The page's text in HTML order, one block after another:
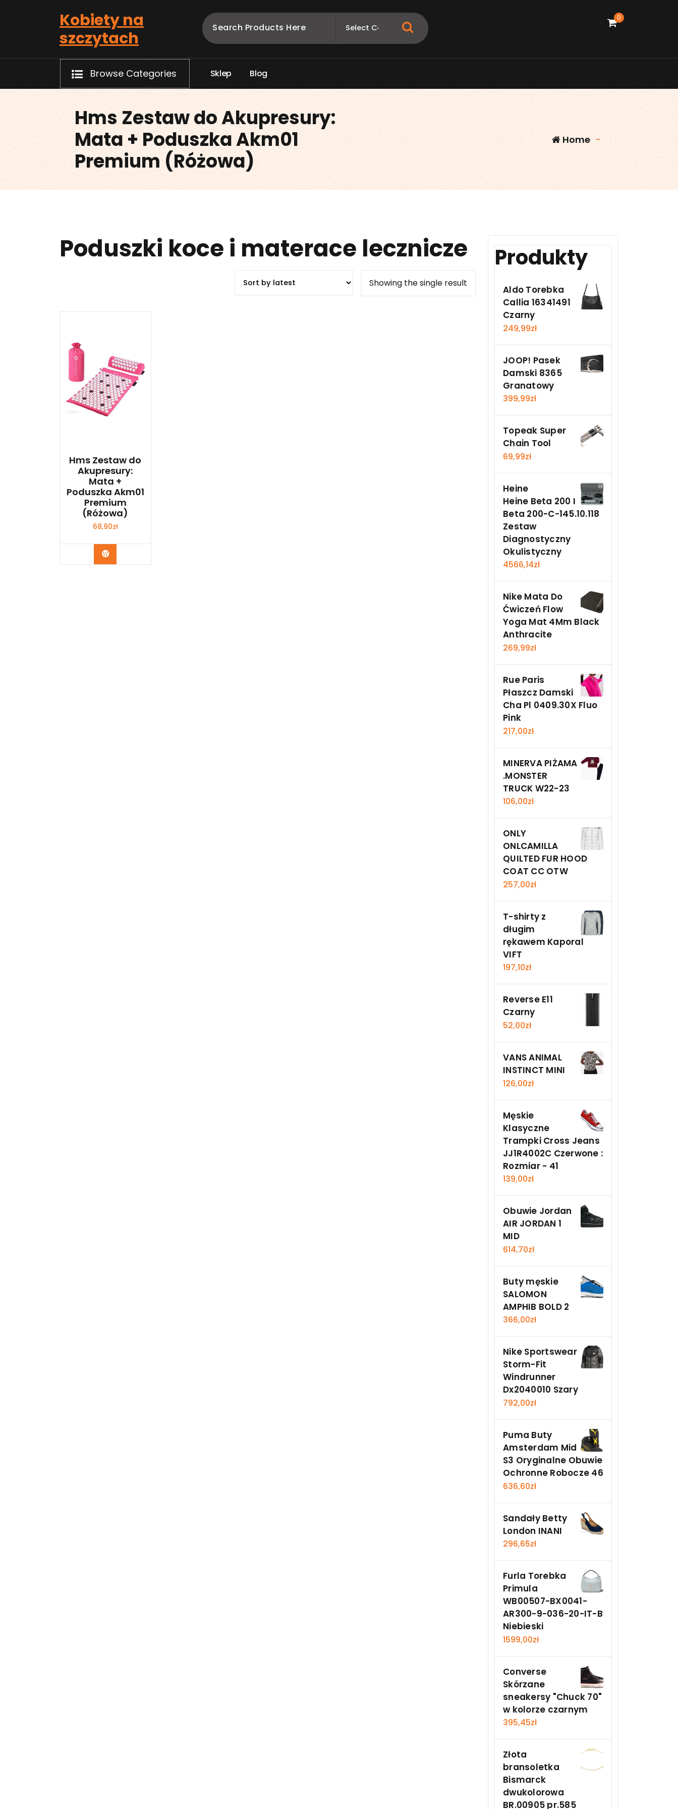
Kobiety na
szczytach
0
Browse Categories Sklep Blog
Hms Zestaw do Akupresury:
Mata + Poduszka Akm01
Premium (Różowa)
Home -
Poduszki koce i materace lecznicze
Showing the single result
Hms Zestaw do
Akupresury:
Mata +
Poduszka Akm01
Premium
(Różowa)
68,90zł
Kup Teraz
Produkty
Aldo Torebka
Callia 16341491
Czarny
249,99zł
JOOP! Pasek
Damski 8365
Granatowy
399,99zł
Topeak Super
Chain Tool
69,99zł
Heine
Heine Beta 200 I
Beta 200-C-145.10.118
Zestaw
Diagnostyczny
Okulistyczny
4566,14zł
Nike Mata Do
Ćwiczeń Flow
Yoga Mat 4Mm Black
Anthracite
269,99zł
Rue Paris
Płaszcz Damski
Cha Pl 0409.30X Fluo
Pink
217,00zł
MINERVA PIŻAMA
.MONSTER
TRUCK W22-23
106,00zł
ONLY
ONLCAMILLA
QUILTED FUR HOOD
COAT CC OTW
257,00zł
T-shirty z
długim
rękawem Kaporal
VIFT
197,10zł
Reverse E11
Czarny
52,00zł
VANS ANIMAL
INSTINCT MINI
126,00zł
Męskie
Klasyczne
Trampki Cross Jeans
JJ1R4002C Czerwone :
Rozmiar - 41
139,00zł
Obuwie Jordan
AIR JORDAN 1
MID
614,70zł
Buty męskie
SALOMON
AMPHIB BOLD 2
366,00zł
Nike Sportswear
Storm-Fit
Windrunner
Dx2040010 Szary
792,00zł
Puma Buty
Amsterdam Mid
S3 Oryginalne Obuwie
Ochronne Robocze 46
636,60zł
Sandały Betty
London INANI
296,65zł
Furla Torebka
Primula
WB00507-BX0041-
AR300-9-036-20-IT-B
Niebieski
1599,00zł
Converse
Skórzane
sneakersy "Chuck 70"
w kolorze czarnym
395,45zł
Złota
bransoletka
Bismarck
dwukolorowa
BR.00905 pr.585